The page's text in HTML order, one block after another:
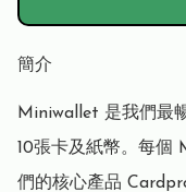
簡介
Miniwallet 是我們最
10張卡及紙幣。每個
們的核心產品